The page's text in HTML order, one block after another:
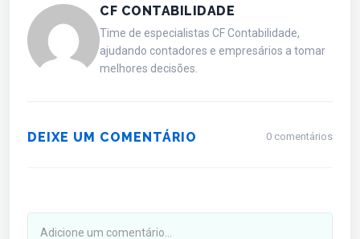
CF CONTABILIDADE
Time de especialistas CF Contabilidade,
ajudando contadores e empresários a tomar
melhores decisões.
DEIXE UM COMENTÁRIO 0 comentários